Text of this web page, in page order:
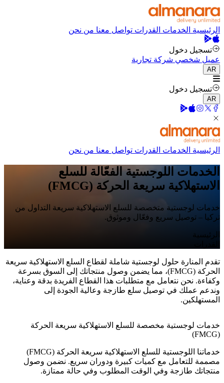
الرئيسية الخدمات القدرات تواصل معنا من نحن
تسجيل دخول
عميل شخصي شركة تجارية
AR
تسجيل دخول
AR
الرئيسية الخدمات القدرات تواصل معنا من نحن
الخدمات اللوجستية الفعّالة للسلع
الاستهلاكية سريعة الحركة (FMCG)
خدمات لوجستية متخصصة للسلع الاستهلاكية سريعة التداول من
تركيا – توصيل سريع وفعّال وموثوق.
الرئيسية
تقدم المنارة حلول لوجستية شاملة لقطاع السلع الاستهلاكية سريعة
الحركة (FMCG)، مما يضمن وصول منتجاتك إلى السوق بسرعة
وكفاءة. نحن نتعامل مع متطلبات هذا القطاع الفريدة بدقة وعناية،
وندعم عملك في توصيل سلع طازجة وعالية الجودة إلى
المستهلكين.
خدمات لوجستية مخصصة للسلع الاستهلاكية سريعة الحركة
(FMCG)
خدماتنا اللوجستية للسلع الاستهلاكية سريعة الحركة (FMCG)
مصممة للتعامل مع كميات كبيرة ودوران سريع. نضمن وصول
منتجاتك طازجة وفي الوقت المطلوب وفي حالة ممتازة.